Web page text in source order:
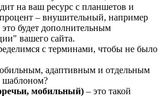
на ваш ресурс с планшетов и
– внушительный, например
будет дополнительным
вашего сайта.
с терминами, чтобы не было
адаптивным и отдельным
мобильный) – это такой